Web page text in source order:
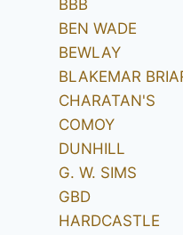
BBB
BEN WADE
BEWLAY
BLAKEMAR
CHARATAN'S
COMOY
DUNHILL
G. W. SIMS
GBD
HARDCASTLE